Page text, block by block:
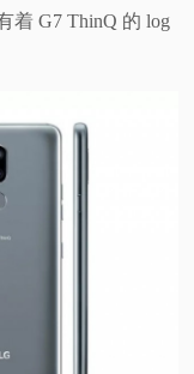
着 G7 ThinQ 的 log